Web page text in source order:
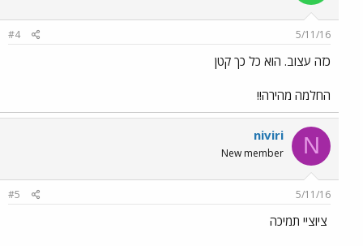
5/11/16
#4
כזה עצוב. הוא כל כך קטן
החלמה מהירה!!
N
niviri
New member
5/11/16
#5
ציוציי תמיכה